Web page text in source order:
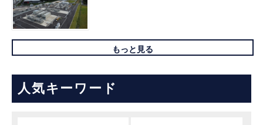
もっと見る
人気キーワード